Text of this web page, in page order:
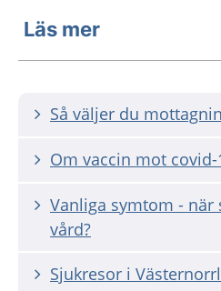
Läs mer
Så väljer du
Om vaccin mot covid-
Vanliga symtom - när
vård?
Sjukresor i